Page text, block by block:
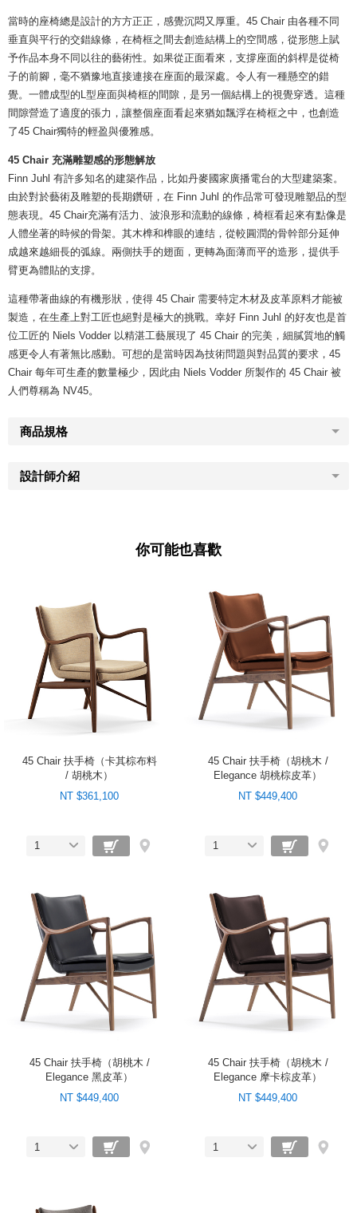
當時的座椅總是設計的方方正正，感覺沉悶又厚重。45 Chair 由各種不同
垂直與平行的交錯線條，在椅框之間去創造結構上的空間感，從形態上賦
予作品本身不同以往的藝術性。如果從正面看來，支撐座面的斜桿是從椅
子的前腳，毫不猶豫地直接連接在座面的最深處。令人有一種懸空的錯
覺。一體成型的L型座面與椅框的間隙，是另一個結構上的視覺穿透。這種
間隙營造了適度的張力，讓整個座面看起來猶如飄浮在椅框之中，也創造
了45 Chair獨特的輕盈與優雅感。
45 Chair 充滿雕塑感的形態解放
Finn Juhl 有許多知名的建築作品，比如丹麥國家廣播電台的大型建築案。
由於對於藝術及雕塑的長期鑽研，在 Finn Juhl 的作品常可發現雕塑品的型
態表現。45 Chair充滿有活力、波浪形和流動的線條，椅框看起來有點像是
人體坐著的時候的骨架。其木榫和榫眼的連结，從較圓潤的骨幹部分延伸
成越來越細長的弧線。兩側扶手的翅面，更轉為面薄而平的造形，提供手
臂更為體貼的支撐。
這種帶著曲線的有機形狀，使得 45 Chair 需要特定木材及皮革原料才能被
製造，在生產上對工匠也絕對是極大的挑戰。幸好 Finn Juhl 的好友也是首
位工匠的 Niels Vodder 以精湛工藝展現了 45 Chair 的完美，細膩質地的觸
感更令人有著無比感動。可想的是當時因為技術問題與對品質的要求，45
Chair 每年可生產的數量極少，因此由 Niels Vodder 所製作的 45 Chair 被
人們尊稱為 NV45。
商品規格
設計師介紹
你可能也喜歡
45 Chair 扶手椅（卡其棕布料
/ 胡桃木）
NT $361,100
1
45 Chair 扶手椅（胡桃木 /
Elegance 胡桃棕皮革）
NT $449,400
1
45 Chair 扶手椅（胡桃木 /
Elegance 黑皮革）
NT $449,400
1
45 Chair 扶手椅（胡桃木 /
Elegance 摩卡棕皮革）
NT $449,400
1